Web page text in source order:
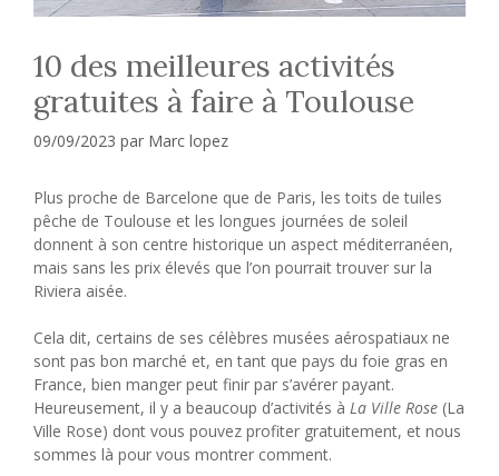
10 des meilleures activités
gratuites à faire à Toulouse
09/09/2023 par Marc lopez
Plus proche de Barcelone que de Paris, les toits de tuiles
pêche de Toulouse et les longues journées de soleil
donnent à son centre historique un aspect méditerranéen,
mais sans les prix élevés que l’on pourrait trouver sur la
Riviera aisée.
Cela dit, certains de ses célèbres musées aérospatiaux ne
sont pas bon marché et, en tant que pays du foie gras en
France, bien manger peut finir par s’avérer payant.
Heureusement, il y a beaucoup d’activités à La Ville Rose (La
Ville Rose) dont vous pouvez profiter gratuitement, et nous
sommes là pour vous montrer comment.